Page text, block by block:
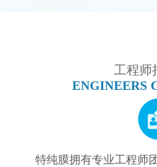
工程师
ENGINEERS
特纯膜拥有专业工程师